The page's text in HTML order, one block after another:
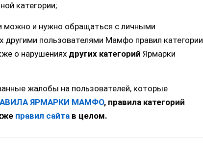
категории;
можно и нужно обращаться с личными
пользователями Мамфо правил категории
о нарушениях других категорий Ярмарки
жалобы на пользователей, которые
ЯРМАРКИ МАМФО, правила категорий
правил сайта в целом.